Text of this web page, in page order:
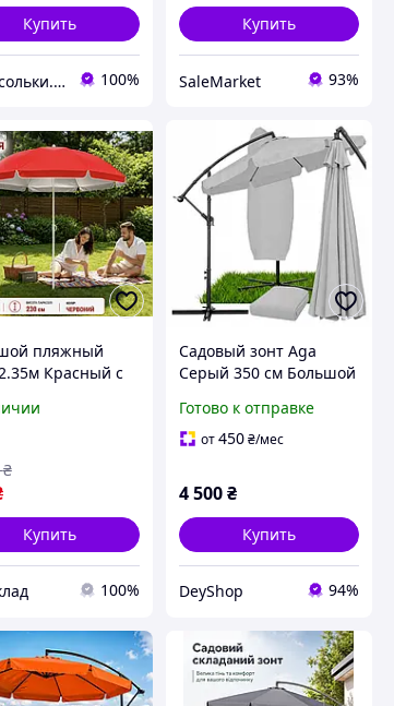
Купить
Парасольки.UA 100%
Купить
SaleMarket 93%
пляжный
Красный с
зонты для
₴
Купить
100%
Садовый зонт Aga
Серый 350 см Большой
Зонт уличный Дачный
зонт от солнца
Готово к отправке
от450₴/мес
4 500₴
Купить
DeyShop 94%